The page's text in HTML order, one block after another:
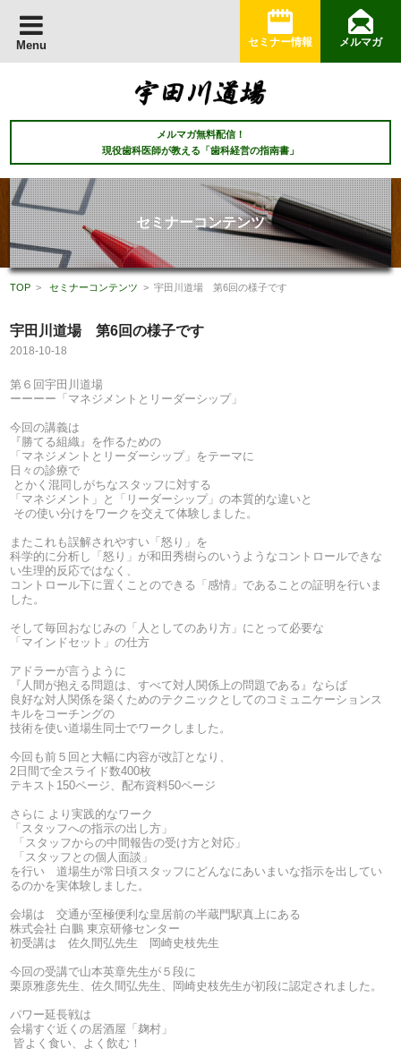
Menu セミナー情報 メルマガ
メルマガ無料配信！
現役歯科医師が教える「歯科経営の指南書」
セミナーコンテンツ
TOP >セミナーコンテンツ > 宇田川道場 第6回の様子です
宇田川道場 第6回の様子です
2018-10-18
第６回宇田川道場
ーーーー「マネジメントとリーダーシップ」
今回の講義は
『勝てる組織』を作るための
「マネジメントとリーダーシップ」をテーマに
日々の診療で
とかく混同しがちなスタッフに対する
「マネジメント」と「リーダーシップ」の本質的な違いと
その使い分けをワークを交えて体験しました。
またこれも誤解されやすい「怒り」を
科学的に分析し「怒り」が和田秀樹らのいうようなコントロールできな
い生理的反応ではなく、
コントロール下に置くことのできる「感情」であることの証明を行いま
した。
そして毎回おなじみの「人としてのあり方」にとって必要な
「マインドセット」の仕方
アドラーが言うように
『人間が抱える問題は、すべて対人関係上の問題である』ならば
良好な対人関係を築くためのテクニックとしてのコミュニケーションス
キルをコーチングの
技術を使い道場生同士でワークしました。
今回も前５回と大幅に内容が改訂となり、
2日間で全スライド数400枚
テキスト150ページ、配布資料50ページ
さらに より実践的なワーク
「スタッフへの指示の出し方」
「スタッフからの中間報告の受け方と対応」
「スタッフとの個人面談」
を行い 道場生が常日頃スタッフにどんなにあいまいな指示を出してい
るのかを実体験しました。
会場は 交通が至極便利な皇居前の半蔵門駅真上にある
株式会社 白鵬 東京研修センター
初受講は 佐久間弘先生 岡崎史枝先生
今回の受講で山本英章先生が５段に
栗原雅彦先生、佐久間弘先生、岡崎史枝先生が初段に認定されました。
パワー延長戦は
会場すぐ近くの居酒屋「麹村」
皆よく食い、よく飲む！